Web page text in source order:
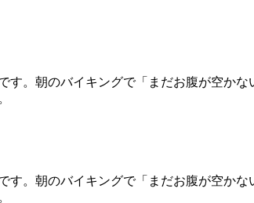
。朝のバイキングで「まだお腹が空かな
。朝のバイキングで「まだお腹が空かな